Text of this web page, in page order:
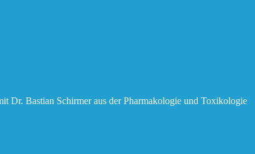
Dr. Bastian Schirmer aus der Pharmakologie und Toxikologie